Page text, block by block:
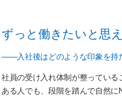
ずっと働きたいと思
——入社後はどのような印象を持
社員の受け入れ体制が整ってい
ある人でも、段階を踏んで自然